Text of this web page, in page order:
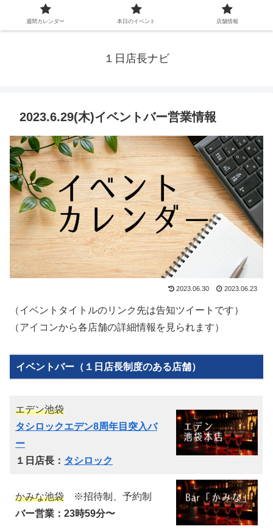
１日店長ナビ
2023.6.29(木)イベントバー営業情報
2023.06.30 2023.06.23
（イベントタイトルのリンク先は告知ツイートです）
（アイコンから各店舗の詳細情報を見られます）
イベントバー（１日店長制度のある店舗）
エデン池袋
タシロックエデン8周年目突入バ
ー
１日店長： タシロック
かみな池袋 ※招待制、予約制
バー営業：23時59分〜
週間カレンダー 本日のイベント 店舗情報